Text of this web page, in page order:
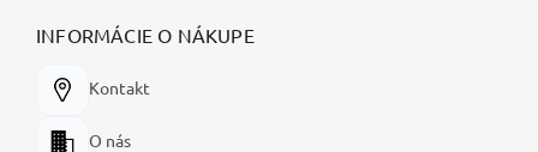
INFORMÁCIE O NÁKUPE
Kontakt
O nás